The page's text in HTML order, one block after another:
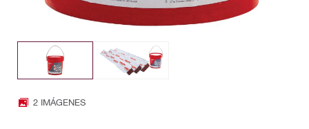
2 IMÁGENES